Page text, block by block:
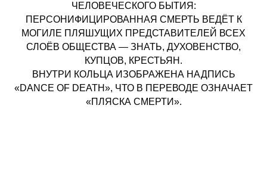
ЧЕЛОВЕЧЕСКОГО БЫТИЯ:
ПЕРСОНИФИЦИРОВАННАЯ СМЕРТЬ ВЕДЁТ К
МОГИЛЕ ПЛЯШУЩИХ ПРЕДСТАВИТЕЛЕЙ ВСЕХ
СЛОЁВ ОБЩЕСТВА — ЗНАТЬ, ДУХОВЕНСТВО,
КУПЦОВ, КРЕСТЬЯН.
ВНУТРИ КОЛЬЦА ИЗОБРАЖЕНА НАДПИСЬ
«DANCE OF DEATH», ЧТО В ПЕРЕВОДЕ ОЗНАЧАЕТ
«ПЛЯСКА СМЕРТИ».